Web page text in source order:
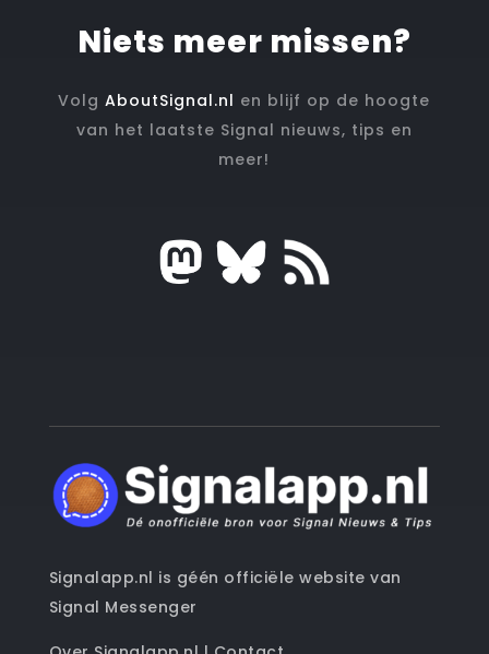
Niets meer missen?
VolgAboutSignal.nl en blijf op de hoogte
van het laatste Signal nieuws, tips en
meer!
Signalapp.nl is géén officiële website van
Signal Messenger